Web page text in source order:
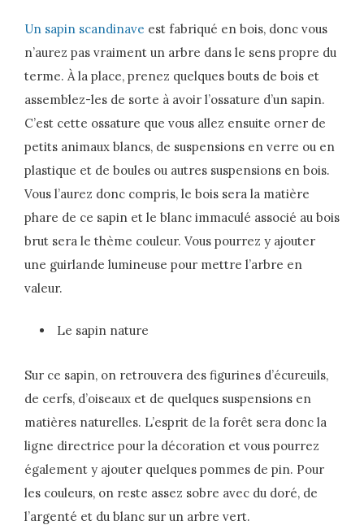
Un sapin scandinave est fabriqué en bois, donc vous
n’aurez pas vraiment un arbre dans le sens propre du
terme. À la place, prenez quelques bouts de bois et
assemblez-les de sorte à avoir l’ossature d’un sapin.
C’est cette ossature que vous allez ensuite orner de
petits animaux blancs, de suspensions en verre ou en
plastique et de boules ou autres suspensions en bois.
Vous l’aurez donc compris, le bois sera la matière
phare de ce sapin et le blanc immaculé associé au bois
brut sera le thème couleur. Vous pourrez y ajouter
une guirlande lumineuse pour mettre l’arbre en
valeur.
Le sapin nature
Sur ce sapin, on retrouvera des figurines d’écureuils,
de cerfs, d’oiseaux et de quelques suspensions en
matières naturelles. L’esprit de la forêt sera donc la
ligne directrice pour la décoration et vous pourrez
également y ajouter quelques pommes de pin. Pour
les couleurs, on reste assez sobre avec du doré, de
l’argenté et du blanc sur un arbre vert.